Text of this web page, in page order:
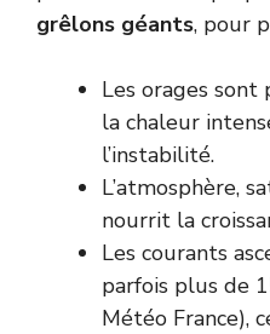
grêlons géants, pour
Les orages sont
la chaleur
l’instabilité.
L’atmosphère,
nourrit la
Les courants
parfois plus de
Météo France),